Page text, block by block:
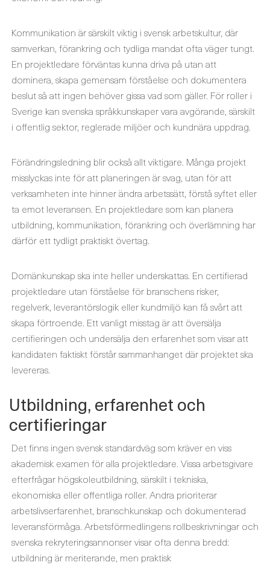
Kommunikation är särskilt viktig i svensk arbetskultur, där
samverkan, förankring och tydliga mandat ofta väger tungt.
En projektledare förväntas kunna driva på utan att
dominera, skapa gemensam förståelse och dokumentera
beslut så att ingen behöver gissa vad som gäller. För roller i
Sverige kan svenska språkkunskaper vara avgörande, särskilt
i offentlig sektor, reglerade miljöer och kundnära uppdrag.
Förändringsledning blir också allt viktigare. Många projekt
misslyckas inte för att planeringen är svag, utan för att
verksamheten inte hinner ändra arbetssätt, förstå syftet eller
ta emot leveransen. En projektledare som kan planera
utbildning, kommunikation, förankring och överlämning har
därför ett tydligt praktiskt övertag.
Domänkunskap ska inte heller underskattas. En certifierad
projektledare utan förståelse för branschens risker,
regelverk, leverantörslogik eller kundmiljö kan få svårt att
skapa förtroende. Ett vanligt misstag är att översälja
certifieringen och undersälja den erfarenhet som visar att
kandidaten faktiskt förstår sammanhanget där projektet ska
levereras.
Utbildning, erfarenhet och
certifieringar
Det finns ingen svensk standardväg som kräver en viss
akademisk examen för alla projektledare. Vissa arbetsgivare
efterfrågar högskoleutbildning, särskilt i tekniska,
ekonomiska eller offentliga roller. Andra prioriterar
arbetslivserfarenhet, branschkunskap och dokumenterad
leveransförmåga. Arbetsförmedlingens rollbeskrivningar och
svenska rekryteringsannonser visar ofta denna bredd:
utbildning är meriterande, men praktisk